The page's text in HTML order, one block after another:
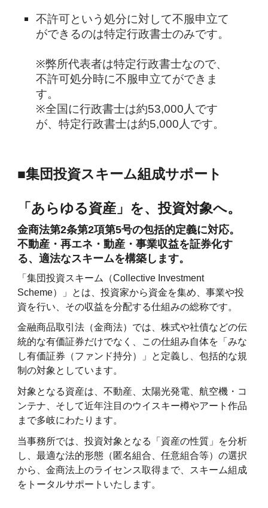
不許可という処分に対して不服申立て
ができるのは特定行政書士のみです。
※弊所代表者は特定行政書士なので、
不許可処分時に不服申立てができま
す。
※全国に行政書士は約53,000人です
が、特定行政書士は約5,000人です。
■集団投資スキーム組成サポート
「あらゆる資産」を、投資対象へ。
金商法第2条第2項第5号の包括的定義に対応。
不動産・再エネ・動産・事業収益を証券化す
る、適法なスキームを構築します。
「集団投資スキーム（Collective Investment
Scheme）」とは、投資家から資金を集め、事業や投
資を行い、その収益を分配する仕組みの総称です。
金融商品取引法（金商法）では、株式や社債などの伝
統的な有価証券だけでなく、この仕組み自体を「みな
し有価証券（ファンド持分）」と定義し、包括的な規
制の対象としています。
対象となる資産は、不動産、太陽光発電、航空機・コ
ンテナ、そして近年注目のウイスキー樽やアート作品
まで多岐にわたります。
当事務所では、投資対象となる「資産の性質」を分析
し、最適な法的形態（匿名組合、任意組合等）の選択
から、金商法上のライセンス取得まで、スキーム組成
をトータルサポートいたします。